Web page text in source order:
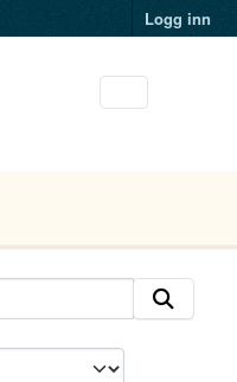
Logg inn